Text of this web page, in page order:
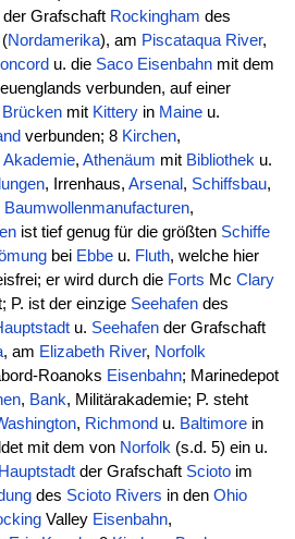
der Grafschaft Rockingham des
Nordamerika), am Piscataqua River,
u. die Saco Eisenbahnmit dem
verbunden, auf einer
Brückenmit Kitteryin Maineu.
verbunden; 8 Kirchen,
Akademie, Athenäum mit Bibliotheku.
, Irrenhaus, Arsenal, Schiffsbau,
Baumwollenmanufacturen,
ist tief genug für die größten Schiffe
bei Ebbeu. Fluth, welche hier
er wird durch die Forts Mc Clary
P. ist der einzige Seehafendes
u. Seehafender Grafschaft
, am Elizabeth River, Norfolk
Roanoks Eisenbahn; Marinedepot
, Bank, Militärakademie; P. steht
, Richmond u. Baltimorein
mit dem von Norfolk(s.d. 5) ein u.
Hauptstadtder Grafschaft Sciotoim
des Scioto Rivers in den Ohio
Valley Eisenbahn,